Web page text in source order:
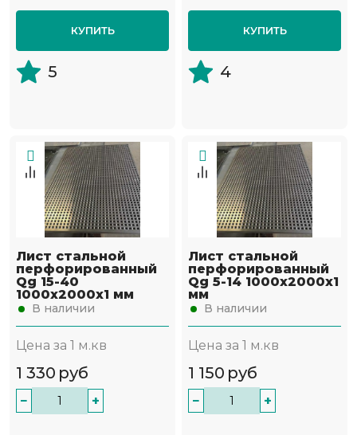
КУПИТЬ
5
КУПИТЬ
4
Лист стальной
перфорированный
Qg 15-40
1000х2000х1 мм
В наличии
Цена за 1 м.кв
1 330 руб
− +
Лист стальной
перфорированный
Qg 5-14 1000х2000х1
мм
В наличии
Цена за 1 м.кв
1 150 руб
− +